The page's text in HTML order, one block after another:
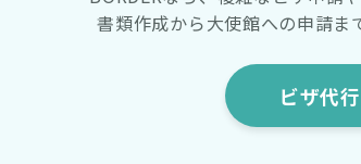
書類作成から大使館への申請ま
ビザ代